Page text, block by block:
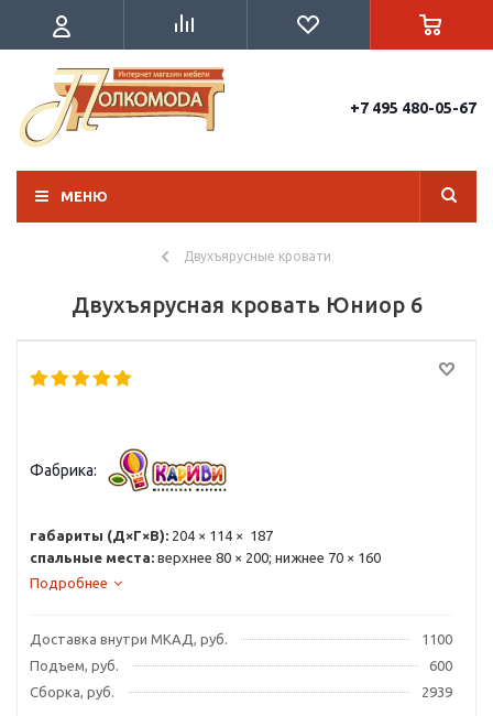
+7 495 480-05-67
МЕНЮ
Двухъярусные кровати
Двухъярусная кровать Юниор 6
Фабрика:
габариты (Д×Г×В): 204 × 114 × 187
спальные места: верхнее 80 × 200; нижнее 70 × 160
Подробнее
Доставка внутри МКАД, руб.
1100
Подъем, руб.
600
Сборка, руб.
2939